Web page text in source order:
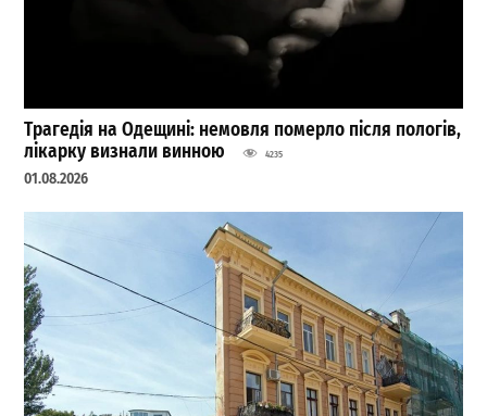
Трагедія на Одещині: немовля померло після пологів,
лікарку визнали винною
4235
01.08.2026